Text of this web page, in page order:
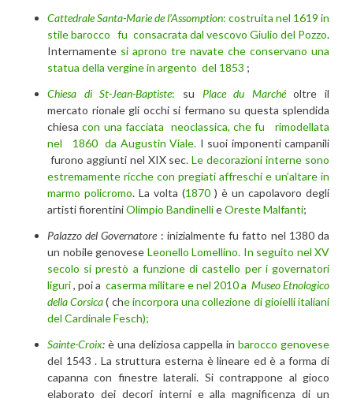
Cattedrale Santa-Marie de l’Assomption: costruita nel 1619 in
stile barocco fu consacrata dal vescovo Giulio del Pozzo.
Internamente si aprono tre navate che conservano una
statua della vergine in argento del 1853 ;
Chiesa di St-Jean-Baptiste: su Place du Marchéoltre il
mercato rionale gli occhi si fermano su questa splendida
chiesacon una facciata neoclassica, che fu rimodellata
nel 1860 da Augustin Viale. I suoi imponenti campanili
furono aggiunti nel XIX sec. Le decorazioni interne sono
estremamente ricche con pregiati affreschi e un’altare in
marmo policromo. La volta (1870 ) è un capolavoro degli
artisti fiorentiniOlimpio BandinellieOreste Malfanti;
Palazzo del Governatore : inizialmente fu fatto nel 1380 da
un nobile genovese Leonello Lomellino. In seguito nel XV
secolo si prestò a funzione di castello per i governatori
liguri, poi a caserma militare e nel 2010 a Museo Etnologico
della Corsica( che incorpora una collezione di gioielli italiani
del Cardinale Fesch);
Sainte-Croix: è una deliziosa cappella inbarocco genovese
del 1543 . La struttura esterna è lineare ed è a forma di
capanna con finestre laterali. Si contrappone al gioco
elaborato dei decori interni e alla magnificenza di un